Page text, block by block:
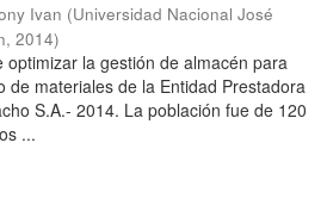
Ivan (Universidad Nacional José
, 2014)
optimizar la gestión de almacén para
de materiales de la Entidad Prestadora
S.A.- 2014. La población fue de 120
...